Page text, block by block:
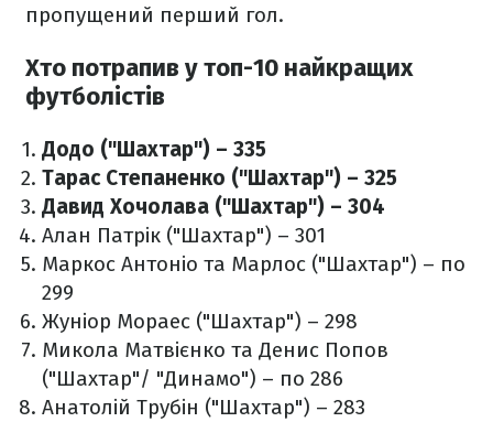
пропущений перший гол.
Хто потрапив у топ-10 найкращих
футболістів
Додо ("Шахтар") – 335
Тарас Степаненко ("Шахтар") – 325
Давид Хочолава ("Шахтар") – 304
Алан Патрік ("Шахтар") – 301
Маркос Антоніо та Марлос ("Шахтар") – по
299
Жуніор Мораес ("Шахтар") – 298
Микола Матвієнко та Денис Попов
("Шахтар"/ "Динамо") – по 286
Анатолій Трубін ("Шахтар") – 283